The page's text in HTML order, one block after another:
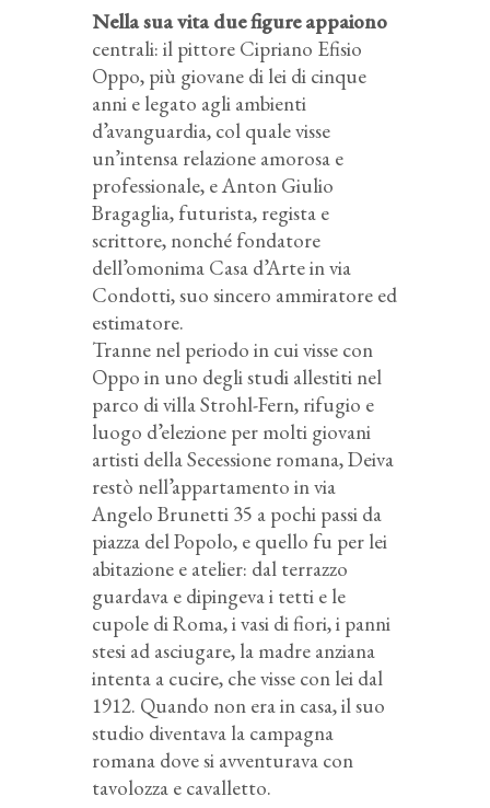
Nella sua vita due figure appaiono
centrali: il pittore Cipriano Efisio
Oppo, più giovane di lei di cinque
anni e legato agli ambienti
d’avanguardia, col quale visse
un’intensa relazione amorosa e
professionale, e Anton Giulio
Bragaglia, futurista, regista e
scrittore, nonché fondatore
dell’omonima Casa d’Arte in via
Condotti, suo sincero ammiratore ed
estimatore.
Tranne nel periodo in cui visse con
Oppo in uno degli studi allestiti nel
parco di villa Strohl-Fern, rifugio e
luogo d’elezione per molti giovani
artisti della Secessione romana, Deiva
restò nell’appartamento in via
Angelo Brunetti 35 a pochi passi da
piazza del Popolo, e quello fu per lei
abitazione e atelier: dal terrazzo
guardava e dipingeva i tetti e le
cupole di Roma, i vasi di fiori, i panni
stesi ad asciugare, la madre anziana
intenta a cucire, che visse con lei dal
1912. Quando non era in casa, il suo
studio diventava la campagna
romana dove si avventurava con
tavolozza e cavalletto.